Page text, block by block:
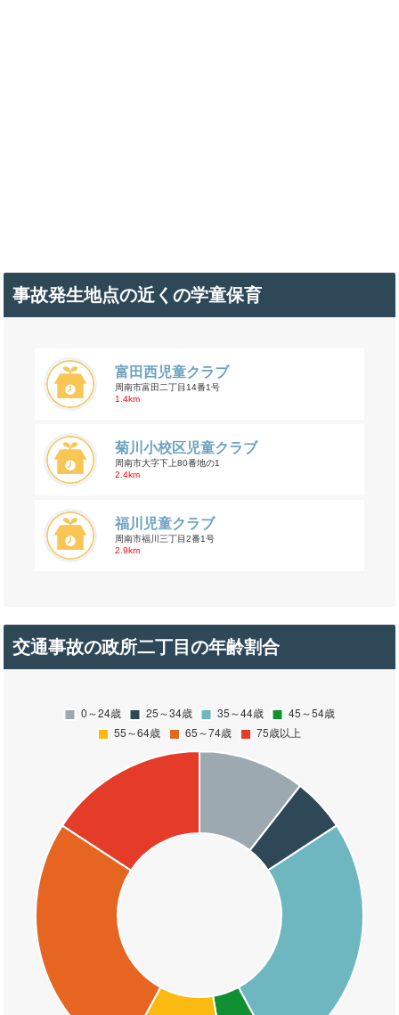
事故発生地点の近くの学童保育
富田西児童クラブ
周南市富田二丁目14番1号
1.4km
菊川小校区児童クラブ
周南市大字下上80番地の1
2.4km
福川児童クラブ
周南市福川三丁目2番1号
2.9km
交通事故の政所二丁目の年齢割合